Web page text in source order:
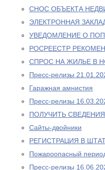
СНОС ОБЪЕКТА
ЭЛЕКТРОННАЯ
УВЕДОМЛЕНИЕ О
РОСРЕЕСТР
СПРОС НА ЖИЛЬЕ В
Пресс-релизы
Гаражная амнистия
Пресс-релизы
ПОЛУЧИТЬ
Сайты-двойники
РЕГИСТРАЦИЯ В
Пожароопасный
Пресс-релизы